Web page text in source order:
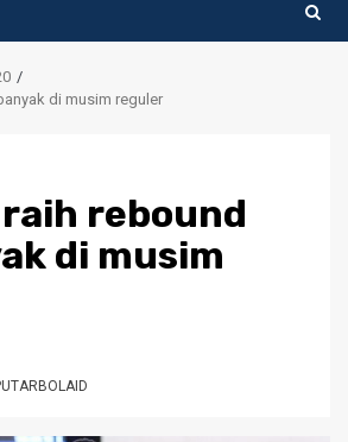
di musim reguler
rebound
di musim